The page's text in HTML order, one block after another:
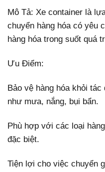
Mô Tả: Xe container là
chuyển hàng hóa có yêu
hàng hóa trong suốt quá
Ưu Điểm:
Bảo vệ hàng hóa khỏi
như mưa, nắng, bụi bẩn.
Phù hợp với các loại
đặc biệt.
Tiện lợi cho việc chuyển